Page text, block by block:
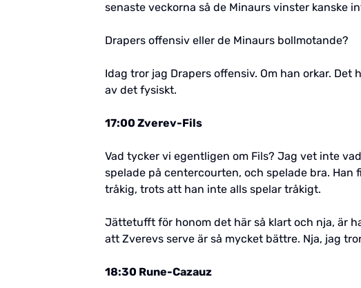
senaste veckorna så de Minaurs vinster kanske
Drapers offensiv eller de Minaurs bollmotande?
Idag tror jag Drapers offensiv. Om han orkar.
av det fysiskt.
17:00 Zverev-Fils
Vad tycker vi egentligen om Fils? Jag vet inte
spelade på centercourten, och spelade bra.
tråkig, trots att han inte alls spelar tråkigt.
Jättetufft för honom det här så klart och nja, är
att Zverevs serve är så mycket bättre. Nja, jag
18:30 Rune-Cazauz